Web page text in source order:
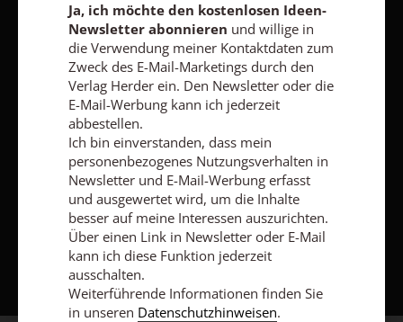
Vertrag widerrufen Abo online kündigen
Nach oben
Ja, ich möchte den kostenlosen Ideen-
Newsletter abonnieren und willige in
die Verwendung meiner Kontaktdaten zum
Zweck des E-Mail-Marketings durch den
Verlag Herder ein. Den Newsletter oder die
E-Mail-Werbung kann ich jederzeit
abbestellen.
Ich bin einverstanden, dass mein
personenbezogenes Nutzungsverhalten in
Newsletter und E-Mail-Werbung erfasst
und ausgewertet wird, um die Inhalte
besser auf meine Interessen auszurichten.
Über einen Link in Newsletter oder E-Mail
kann ich diese Funktion jederzeit
ausschalten.
Weiterführende Informationen finden Sie
in unseren Datenschutzhinweisen.